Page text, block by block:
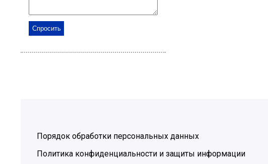
Порядок обработки персональных данных
Политика конфиденциальности и защиты информации